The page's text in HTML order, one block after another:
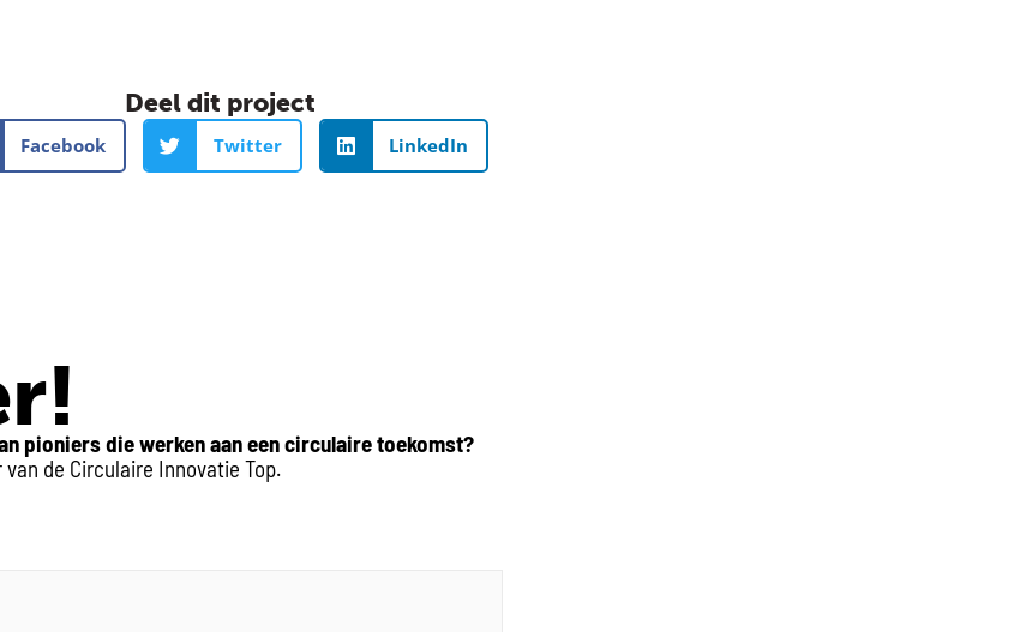
Deel dit project
Facebook Twitter LinkedIn
pioniers die werken aan een circulaire toekomst?
de Circulaire Innovatie Top.